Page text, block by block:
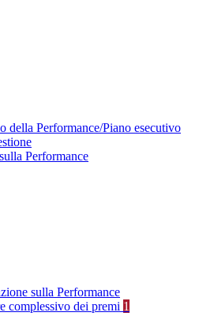
della Performance/Piano esecutivo
Performance
sulla Performance
complessivo dei premi 1